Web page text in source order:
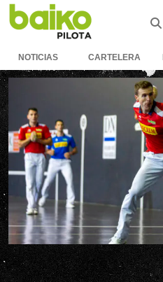
NOTICIAS CARTELERA